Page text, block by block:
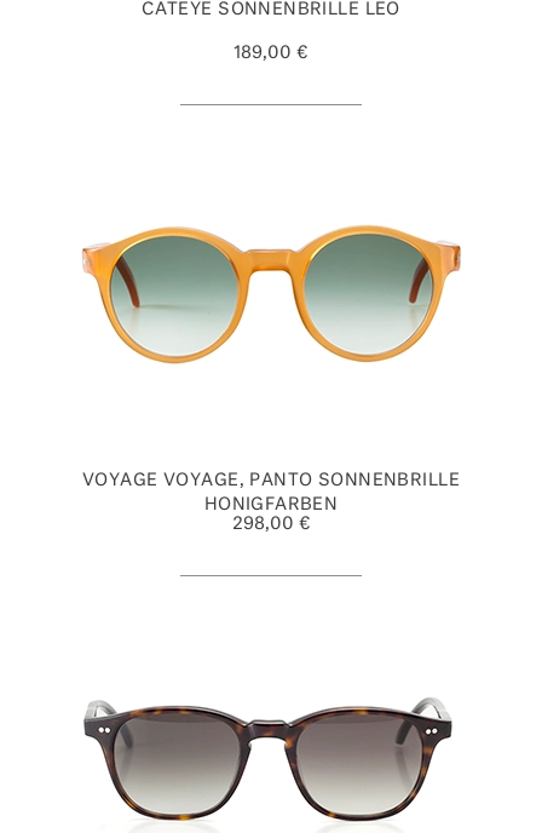
CATEYE SONNENBRILLE LEO
189,00 €
VOYAGE VOYAGE, PANTO SONNENBRILLE
HONIGFARBEN
298,00 €